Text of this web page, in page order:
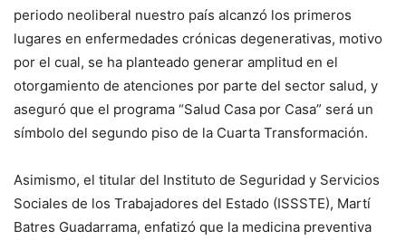
periodo neoliberal nuestro país alcanzó los primeros
lugares en enfermedades crónicas degenerativas, motivo
por el cual, se ha planteado generar amplitud en el
otorgamiento de atenciones por parte del sector salud, y
aseguró que el programa “Salud Casa por Casa” será un
símbolo del segundo piso de la Cuarta Transformación.
Asimismo, el titular del Instituto de Seguridad y Servicios
Sociales de los Trabajadores del Estado (ISSSTE), Martí
Batres Guadarrama, enfatizó que la medicina preventiva